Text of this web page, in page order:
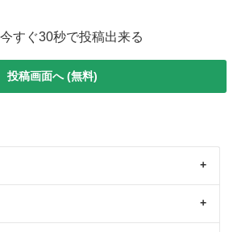
すぐ30秒で投稿出来る
投稿画面へ (無料)